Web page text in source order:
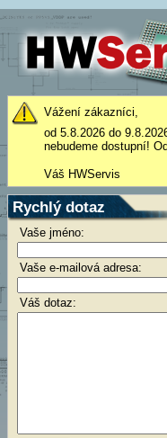
Vážení zákazníci,
od 5.8.2026 do
nebudeme dostupní!
Váš HWServis
Rychlý dotaz
Vaše jméno:
Vaše e-mailová adresa:
Váš dotaz: